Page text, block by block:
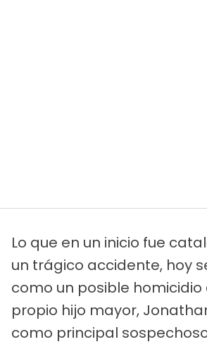
Lo que en un inicio fue
un trágico accidente, hoy
como un posible homicidio
propio hijo mayor,
como principal